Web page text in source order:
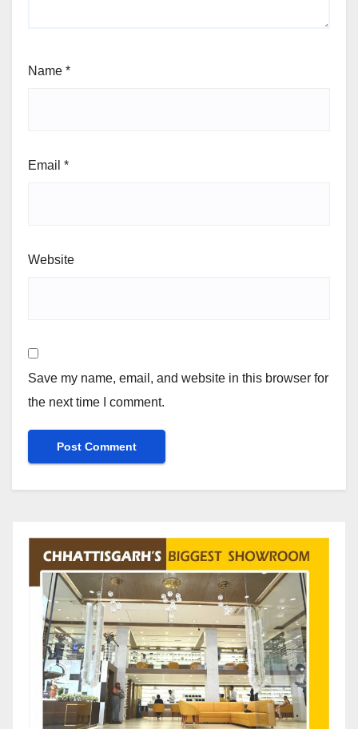
Name *
Email *
Website
Save my name, email, and website in this browser for
the next time I comment.